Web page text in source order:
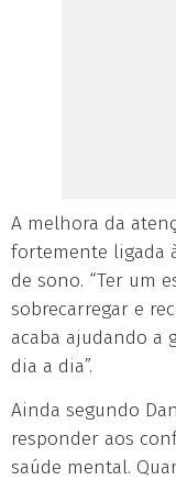
A melhora da
fortemente ligada
de sono. “Ter um
sobrecarregar e
acaba ajudando a
dia a dia”.
Ainda segundo
responder aos
saúde mental.